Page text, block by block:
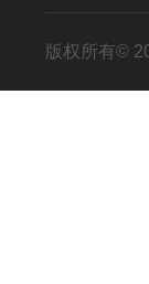
版权所有©